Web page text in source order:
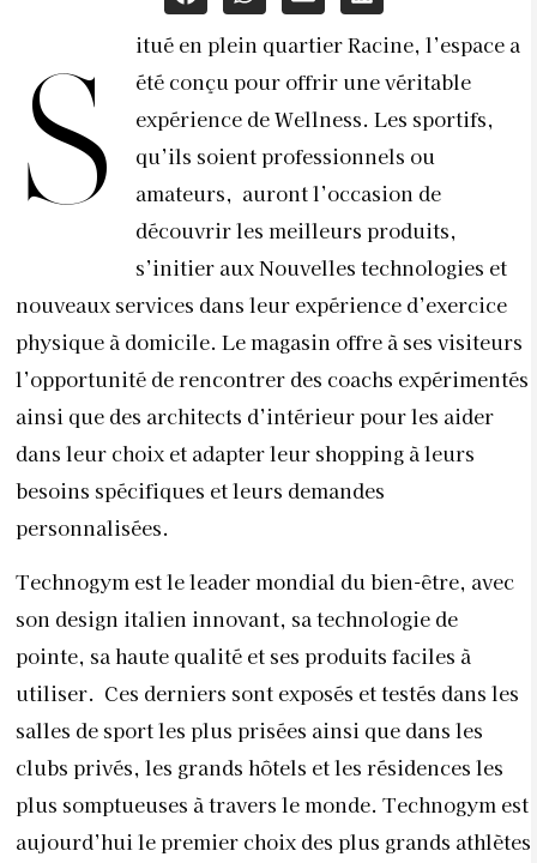
S
itué en plein quartier Racine, l’espace a
été conçu pour offrir une véritable
expérience de Wellness. Les sportifs,
qu’ils soient professionnels ou
amateurs, auront l’occasion de
découvrir les meilleurs produits,
s’initier aux Nouvelles technologies et
nouveaux services dans leur expérience d’exercice
physique à domicile. Le magasin offre à ses visiteurs
l’opportunité de rencontrer des coachs expérimentés
ainsi que des architects d’intérieur pour les aider
dans leur choix et adapter leur shopping à leurs
besoins spécifiques et leurs demandes
personnalisées.
Technogym est le leader mondial du bien-être, avec
son design italien innovant, sa technologie de
pointe, sa haute qualité et ses produits faciles à
utiliser. Ces derniers sont exposés et testés dans les
salles de sport les plus prisées ainsi que dans les
clubs privés, les grands hôtels et les résidences les
plus somptueuses à travers le monde. Technogym est
aujourd’hui le premier choix des plus grands athlètes